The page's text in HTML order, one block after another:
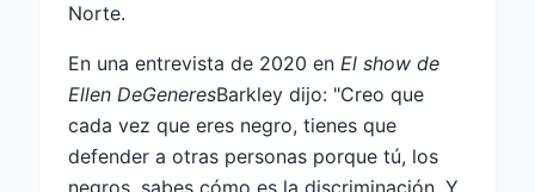
Norte.
En una entrevista de 2020 en El show de
Ellen DeGeneresBarkley dijo: "Creo que
cada vez que eres negro, tienes que
defender a otras personas porque tú, los